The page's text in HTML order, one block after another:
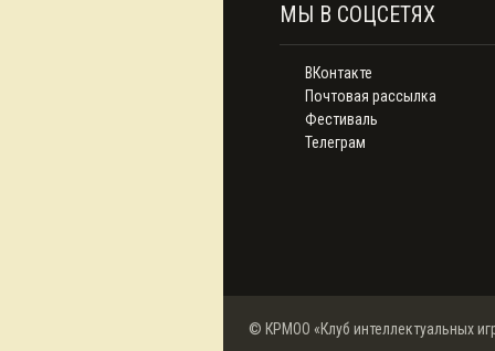
МЫ В СОЦСЕТЯХ
ВКонтакте
Почтовая рассылка
Фестиваль
Телеграм
© КРМОО «Клуб интеллектуальных